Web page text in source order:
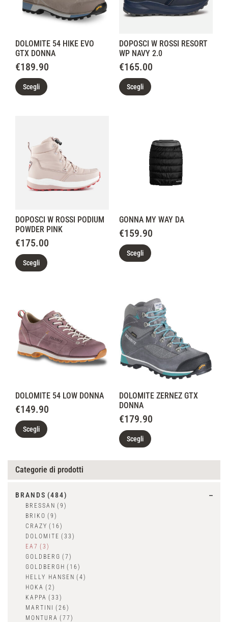
DOLOMITE 54 HIKE EVO
GTX DONNA
€189.90
Scegli
DOPOSCI W ROSSI RESORT
WP NAVY 2.0
€165.00
Scegli
DOPOSCI W ROSSI PODIUM
POWDER PINK
€175.00
Scegli
GONNA MY WAY DA
€159.90
Scegli
DOLOMITE 54 LOW DONNA
€149.90
Scegli
DOLOMITE ZERNEZ GTX
DONNA
€179.90
Scegli
Categorie di prodotti
BRANDS (484)
BRESSAN (9)
BRIKO (9)
CRAZY (16)
DOLOMITE (33)
EA7 (3)
GOLDBERG (7)
GOLDBERGH (16)
HELLY HANSEN (4)
HOKA (2)
KAPPA (33)
MARTINI
(26)
MONTURA (77)